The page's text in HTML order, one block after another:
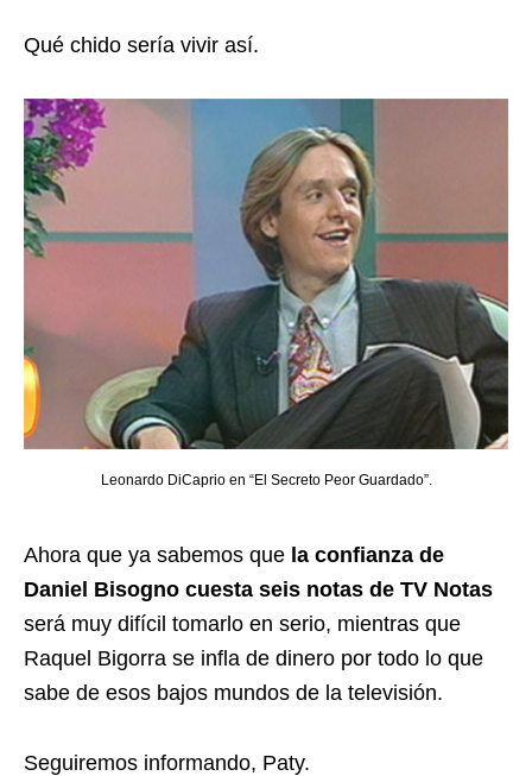
Qué chido sería vivir así.
Leonardo DiCaprio en “El Secreto Peor Guardado”.
Ahora que ya sabemos que la confianza de
Daniel Bisogno cuesta seis notas de TV Notas
será muy difícil tomarlo en serio, mientras que
Raquel Bigorra se infla de dinero por todo lo que
sabe de esos bajos mundos de la televisión.
Seguiremos informando, Paty.